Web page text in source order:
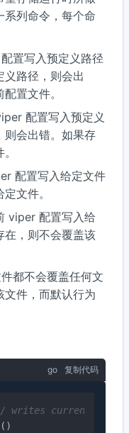
系列命令，每个命
置写入预定义路径
义路径，则会出
置文件。
配置写入预定义
则会出错。如果存
配置写入给定文件
文件。
viper 配置写入给
在，则不会覆盖该
都不会覆盖任何文
文件，而默认行为
go 复制代码
writes current config